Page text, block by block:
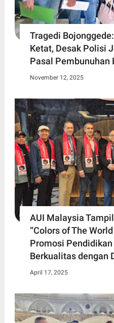
Tragedi
Ketat, Desak Polisi
Pasal Pembunuhan
November 12, 2025
AUI Malaysia
“Colors of The
Promosi
Berkualitas dengan
April 17, 2025